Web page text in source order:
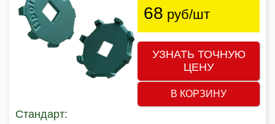
68 руб/шт
УЗНАТЬ ТОЧНУЮ
ЦЕНУ
В КОРЗИНУ
Стандарт: